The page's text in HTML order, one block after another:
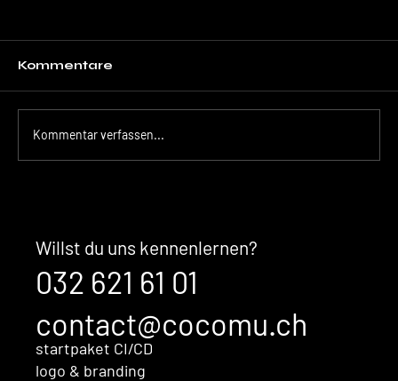
bevor Sales überhaupt im
Gespräch ist
Kommentare
Kommentar verfassen...
Willst du uns kennenlernen?
032 621 61 01
contact@cocomu.ch
startpaket CI/CD
logo & branding